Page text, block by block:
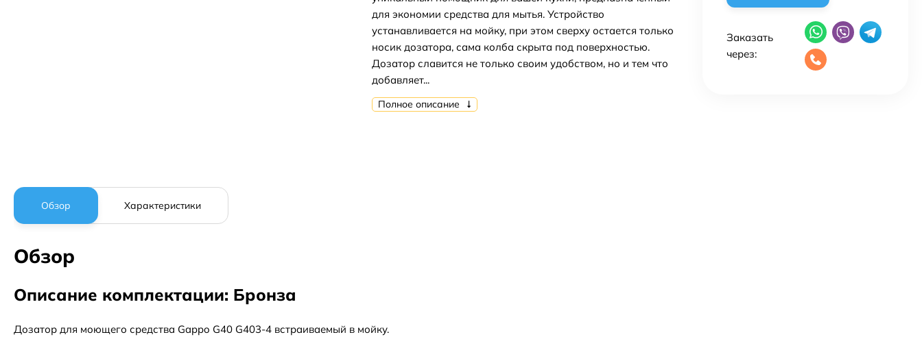
для экономии средства для мытья. Устройство
устанавливается на мойку, при этом сверху остается только
носик дозатора, сама колба скрыта под поверхностью.
Дозатор славится не только своим удобством, но и тем что
добавляет...
Полное описание
Заказать
через:
Обзор Характеристики
Обзор
Описание комплектации: Бронза
Дозатор для моющего средства Gappo G40 G403-4 встраиваемый в мойку.